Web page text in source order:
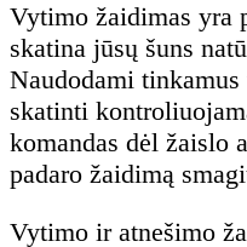
Vytimo žaidimas yra
skatina jūsų šuns
Naudodami
skatinti
komandas dėl žaislo
padaro žaidimą
Vytimo ir atnešimo